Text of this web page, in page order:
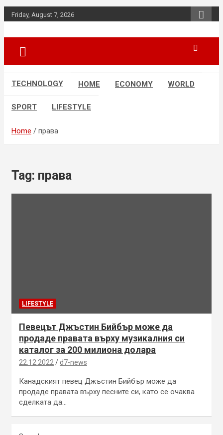
Skip
to
Friday, August 7, 2026
d7-news.com
TECHNOLOGY HOME ECONOMY WORLD
SPORT LIFESTYLE
Home права
Tag: права
LIFESTYLE
Певецът Джъстин Бийбър може да
продаде правата върху музикалния си
каталог за 200 милиона долара
22.12.2022 d7-news
Канадският певец Джъстин Бийбър може да
продаде правата върху песните си, като се очаква
сделката да…